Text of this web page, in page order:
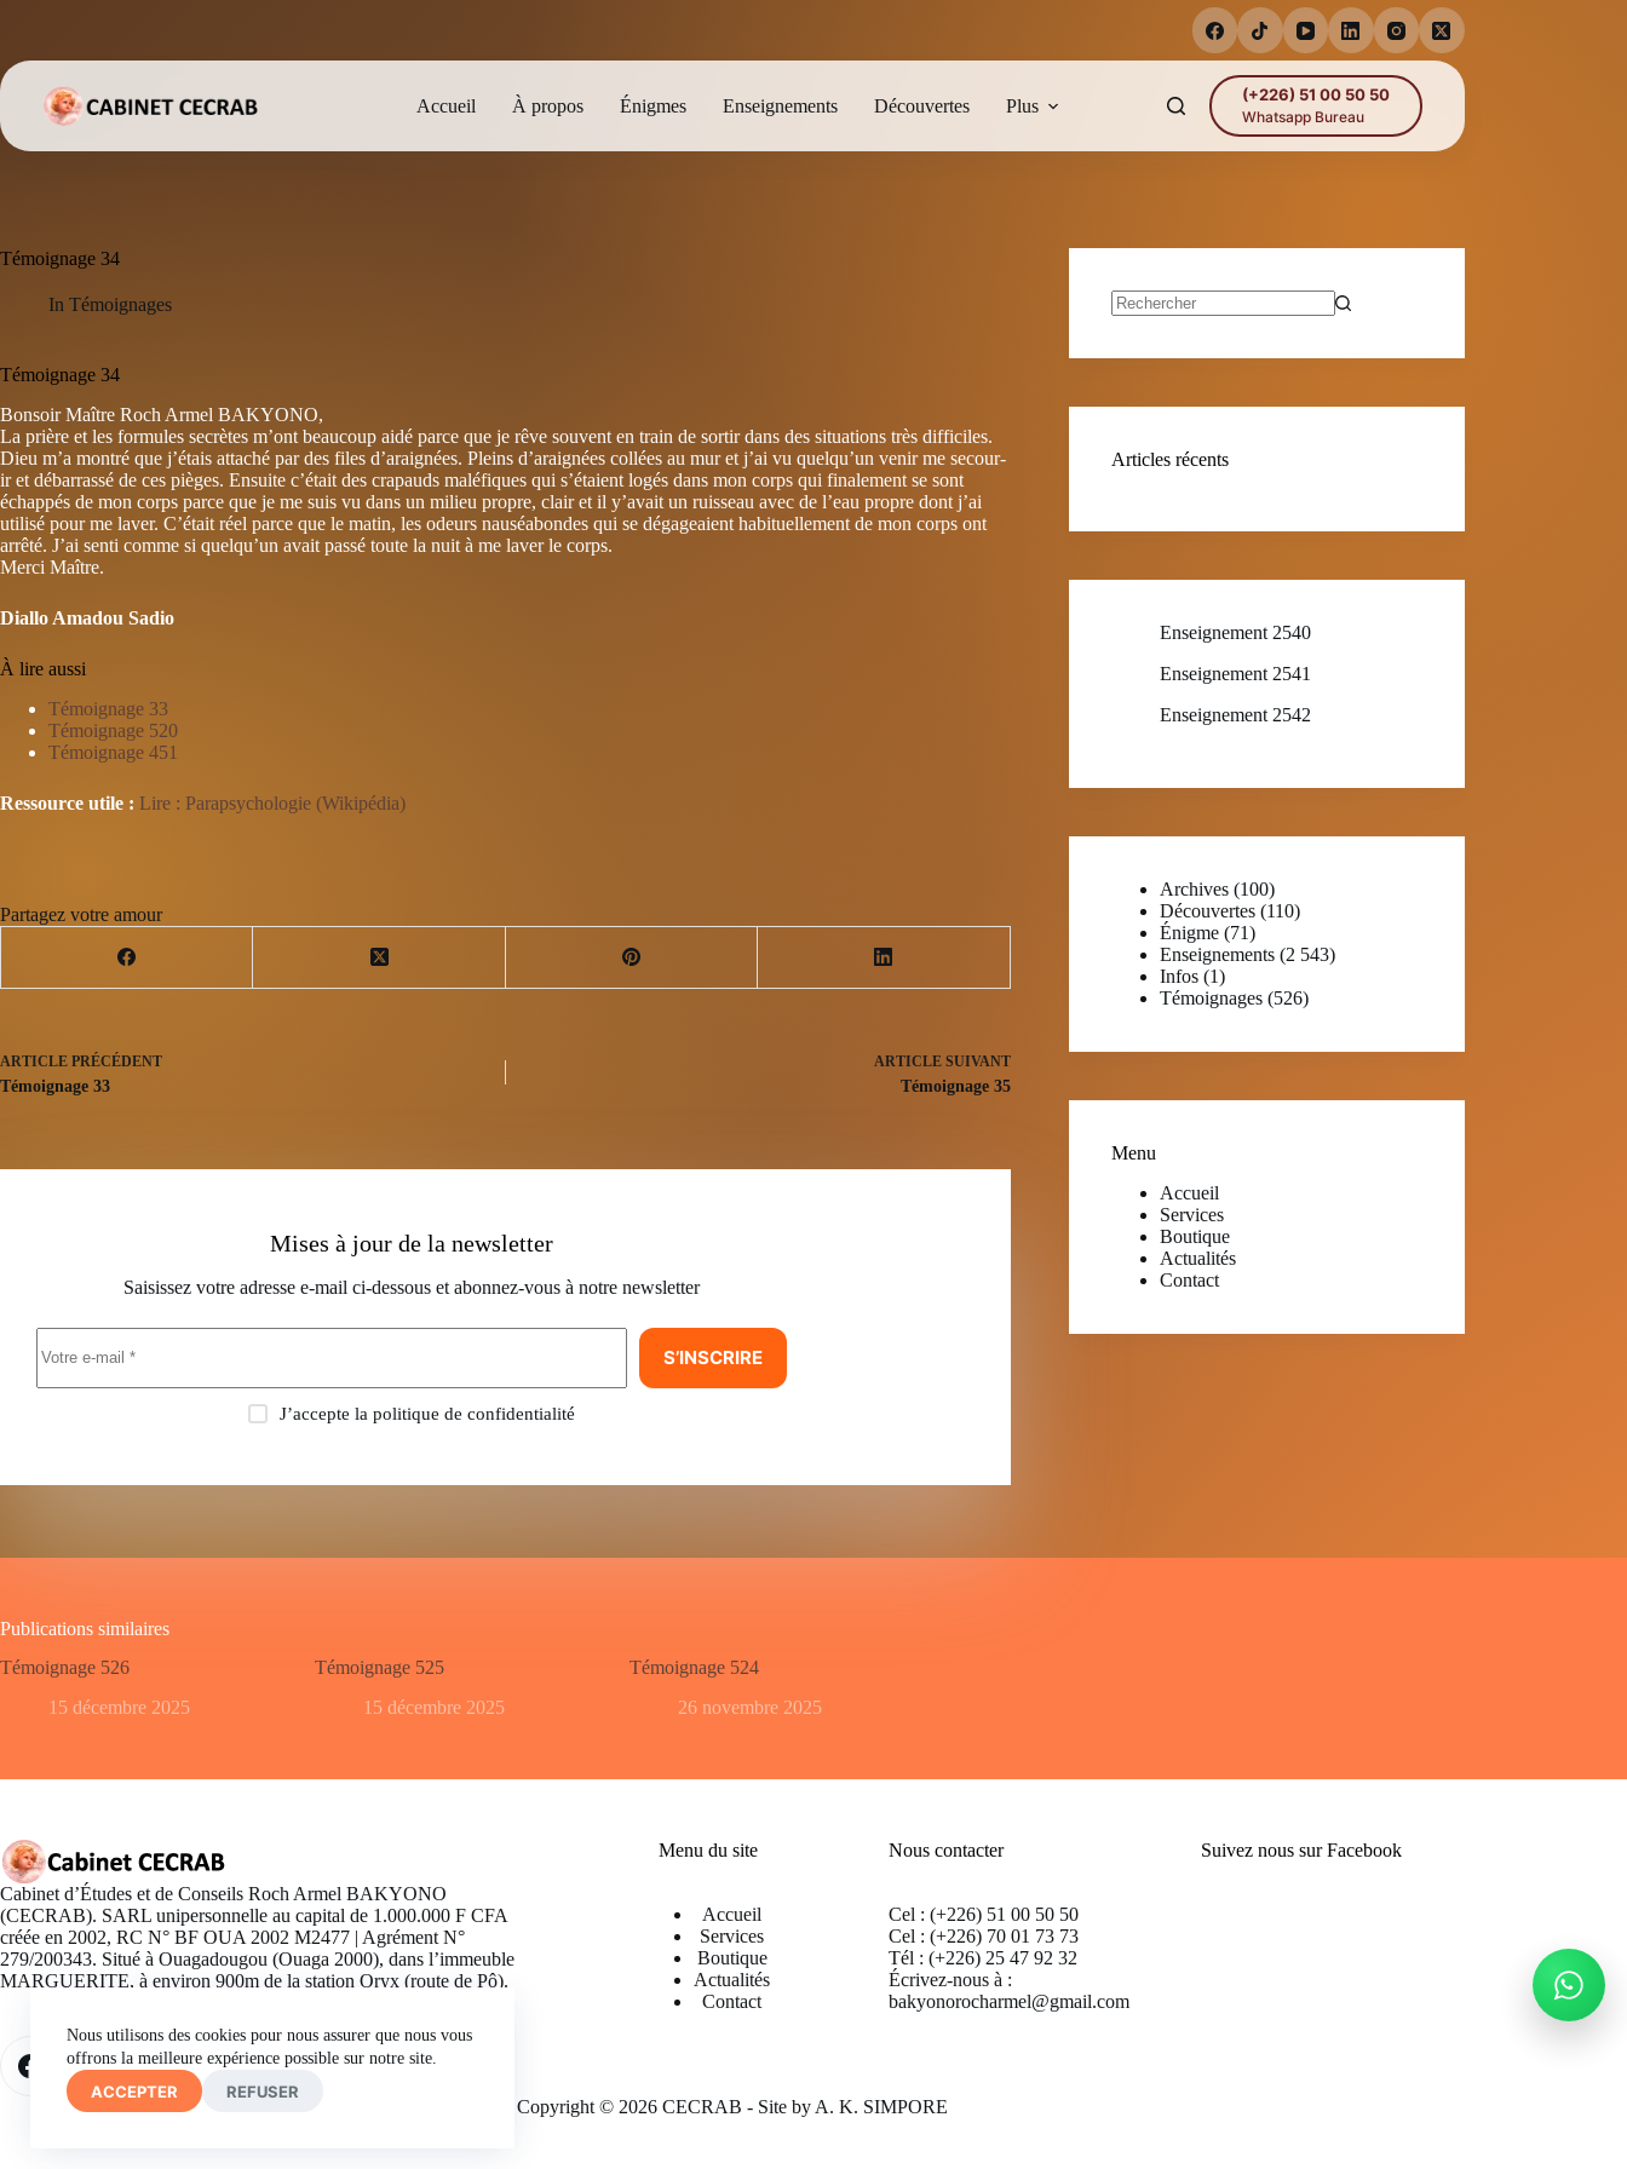
Nous utilisons des cookies pour nous assurer que nous vous
offrons la meilleure expérience possible sur notre site.
ACCEPTER REFUSER
Accueil À propos Énigmes Enseignements Découvertes Plus
(+226) 51 00 50 50
Whatsapp Bureau
Témoignage 34
In Témoignages
Témoignage 34
Bonsoir Maître Roch Armel BAKYONO,
La prière et les formules secrètes m’ont beau­coup aidé parce que je rêve souvent en train de sortir dans des situations très difficiles.
Dieu m’a montré que j’étais attaché par des files d’araignées. Pleins d’araignées collées au mur et j’ai vu quelq­u’un venir me secour­
ir et débarrassé de ces pièges. Ensuite c’était des crapauds maléfiques qui s’ét­aient logés dans mon corps qui finalement se sont
échappés de mon corps parce que je me suis vu dans un milieu propre, cl­air et il y’avait un ruisseau avec de l’­eau propre dont j’ai
utilisé pour me lav­er. C’était réel parce que le matin, les odeurs nauséabondes qui se dégageaient habituellement de mon cor­ps ont
arrêté. J’ai senti comme si quelq­u’un avait passé toute la nuit à me laver le corps.
Merci Maître.
Diallo Amadou Sadio
À lire aussi
Témoignage 33
Témoignage 520
Témoignage 451
Ressource utile : Lire : Parapsychologie (Wikipédia)
Partagez votre amour
ARTICLE PRÉCÉDENT
Témoignage 33
ARTICLESUIVANT
Témoignage 35
Mises à jour de la newsletter
Saisissez votre adresse e-mail ci-dessous et abonnez-vous à notre newsletter
S’INSCRIRE
J’accepte la politique de confidentialité
Articles récents
Enseignement 2540
Enseignement 2541
Enseignement 2542
Archives (100)
Découvertes (110)
Énigme (71)
Enseignements (2 543)
Infos (1)
Témoignages (526)
Menu
Accueil
Services
Boutique
Actualités
Contact
Publications similaires
Témoignage 526
15 décembre 2025
Témoignage 525
15 décembre 2025
Témoignage 524
26 novembre 2025
Cabinet d’Études et de Conseils Roch Armel BAKYONO
(CECRAB). SARL unipersonnelle au capital de 1.000.000 F CFA
créée en 2002, RC N° BF OUA 2002 M2477 | Agrément N°
279/200343. Situé à Ouagadougou (Ouaga 2000), dans l’immeuble
MARGUERITE, à environ 900m de la station Oryx (route de Pô).
Menu du site
Accueil
Services
Boutique
Actualités
Contact
Nous contacter
Cel : (+226) 51 00 50 50
Cel : (+226) 70 01 73 73
Tél : (+226) 25 47 92 32
Écrivez-nous à :
bakyonorocharmel@gmail.com
Suivez nous sur Facebook
Copyright © 2026 CECRAB - Site by A. K. SIMPORE